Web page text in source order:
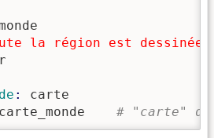
la région est
: carte
carte_monde # "carte"